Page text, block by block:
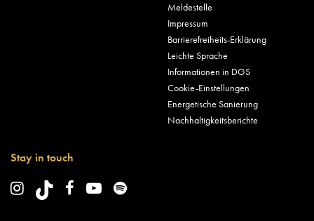
Meldestelle
Impressum
Barrierefreiheits-Erklärung
Leichte Sprache
Informationen in DGS
Cookie-Einstellungen
Energetische Sanierung
Nachhaltigkeitsberichte
Stay in touch